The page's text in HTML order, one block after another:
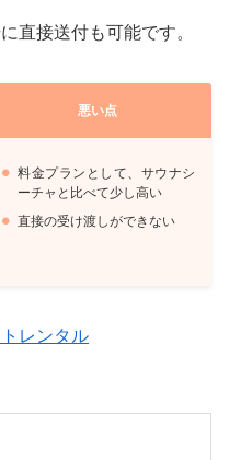
直接送付も可能です。
悪い点
料金プランとして、サウナシ
ーチャと比べて少し高い
直接の受け渡しができない
レンタル